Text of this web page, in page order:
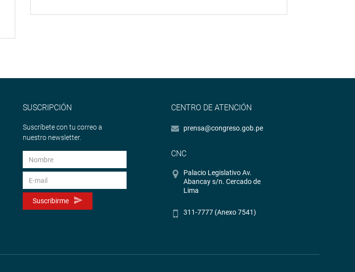
SUSCRIPCIÓN
Suscríbete con tu correo a
nuestro newsletter.
Suscribirme
CENTRO DE ATENCIÓN
prensa@congreso.gob.pe
CNC
Palacio Legislativo Av.
Abancay s/n. Cercado de
Lima
311-7777 (Anexo 7541)